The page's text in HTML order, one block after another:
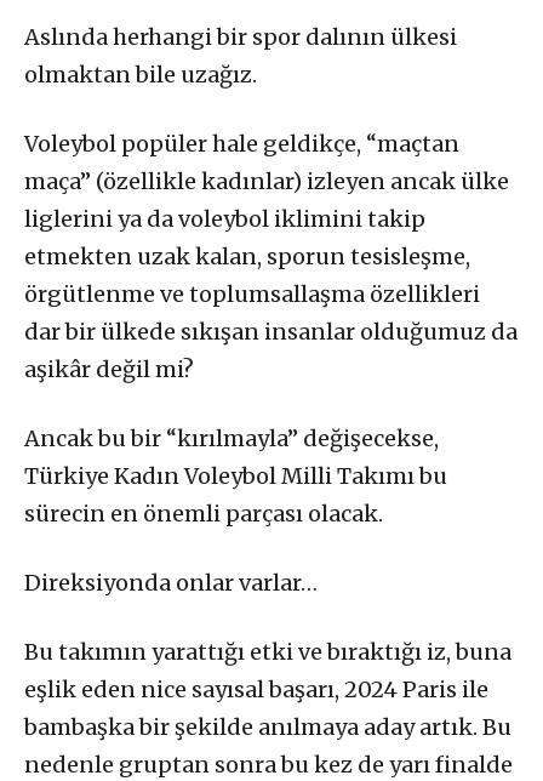
Aslında herhangi bir spor dalının ülkesi
olmaktan bile uzağız.
Voleybol popüler hale geldikçe, “maçtan
maça” (özellikle kadınlar) izleyen ancak ülke
liglerini ya da voleybol iklimini takip
etmekten uzak kalan, sporun tesisleşme,
örgütlenme ve toplumsallaşma özellikleri
dar bir ülkede sıkışan insanlar olduğumuz da
aşikâr değil mi?
Ancak bu bir “kırılmayla” değişecekse,
Türkiye Kadın Voleybol Milli Takımı bu
sürecin en önemli parçası olacak.
Direksiyonda onlar varlar…
Bu takımın yarattığı etki ve bıraktığı iz, buna
eşlik eden nice sayısal başarı, 2024 Paris ile
bambaşka bir şekilde anılmaya aday artık. Bu
nedenle gruptan sonra bu kez de yarı finalde